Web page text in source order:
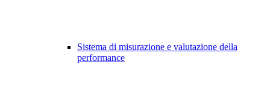
Sistema di misurazione e valutazione della
performance